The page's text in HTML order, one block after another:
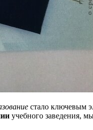
стало ключевым
учебного заведения,